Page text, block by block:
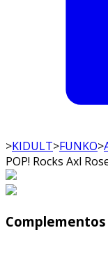
>KIDULT>FUNKO>
POP! Rocks Axl